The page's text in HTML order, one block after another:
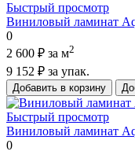
Быстрый просмотр
Виниловый ламинат
0
2 600 ₽ за м2
9 152 ₽ за упак.
Добавить в корзину
Быстрый просмотр
Виниловый ламинат
0